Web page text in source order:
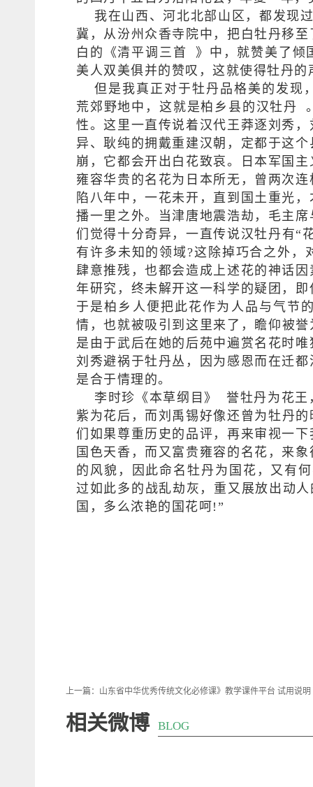
我在山西、河北北部山区，都发现
冀，从汾州众香寺院中，把白牡丹移
白的《清平调三首
》中，就赞美了倾
美人双美俱并的赞叹，这就使得牡丹
但是我真正对于牡丹品格美的发现
荒郊野地中，这就是柏乡县的 汉牡丹
性。这里一直传说着汉代王莽逐刘秀
异、耿纯的拥戴重建汉朝，定都于这
崩，它都会开出白花致哀。日本军国
雍容华贵的名花为日本所无，曾两次
陷八年中，一花未开，直到国土重光
播一里之外。当津唐地震浩劫，毛主
们觉得十分奇异，一直传说汉牡丹有“
有许多未知的领域?这除掉巧合之外
肆意推残，也都会造成上述花的神话
年研究，终未解开这一科学的疑团，
于是柏乡人便把此花作为人品与气节
情，也就被吸引到这里来了，瞻仰被
是由于武后在她的后苑中遍赏名花时
刘秀避祸于牡丹丛，因为感恩而在迁
是合于情理的。
李时珍 《本草纲目》
誉牡丹为花
紫为花后，而刘禹锡好像还曾为牡丹
们如果尊重历史的品评，再来审视一
国色天香，而又富贵雍容的名花，来
的风貌，因此命名牡丹为国花，又有
过如此多的战乱劫灰，重又展放出动
国，多么浓艳的国花呵!”
上一篇： 山东省中华优秀传统文化必修课》教学课件平台 试用说明
相关微博 BLOG